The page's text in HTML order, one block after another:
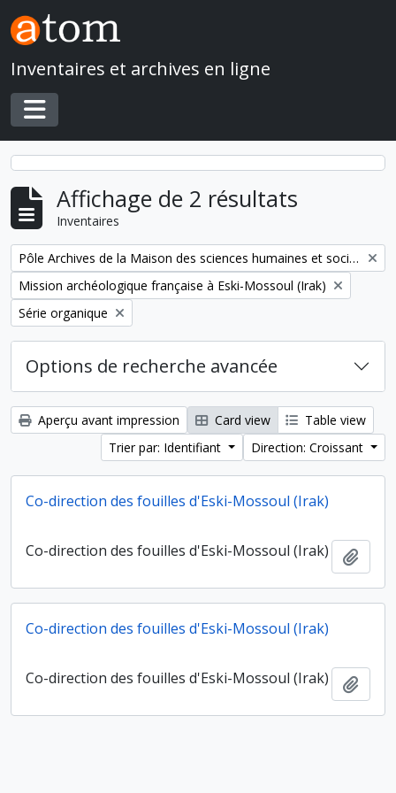
Skip to main content
Inventaires et archives en ligne
Toggle navigation
Affichage de 2 résultats
Inventaires
Remove filter:
Pôle Archives de la Maison des sciences humaines et sociales Mondes
Remove filter:
Mission archéologique française à Eski-Mossoul (Irak)
Remove filter:
Série organique
Options de recherche avancée
Aperçu avant impression Card view
Table view
Trier par: Identifiant
Direction: Croissant
Co-direction des fouilles d'Eski-Mossoul (Irak)
Co-direction des fouilles d'Eski-Mossoul (Irak)
Co-direction des fouilles d'Eski-Mossoul (Irak)
Co-direction des fouilles d'Eski-Mossoul (Irak)